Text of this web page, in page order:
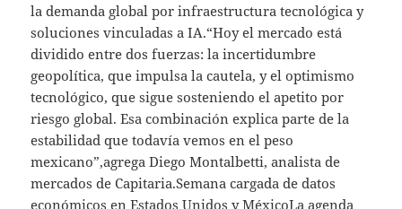
la demanda global por infraestructura tecnológica y
soluciones vinculadas a IA.“Hoy el mercado está
dividido entre dos fuerzas: la incertidumbre
geopolítica, que impulsa la cautela, y el optimismo
tecnológico, que sigue sosteniendo el apetito por
riesgo global. Esa combinación explica parte de la
estabilidad que todavía vemos en el peso
mexicano”,agrega Diego Montalbetti, analista de
mercados de Capitaria.Semana cargada de datos
económicos en Estados Unidos y MéxicoLa agenda